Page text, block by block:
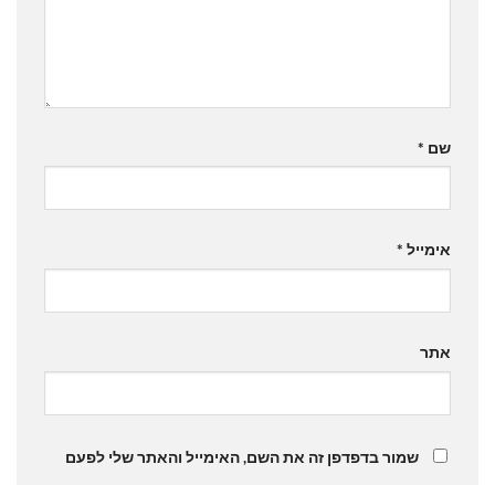
שם *
אימייל *
אתר
שמור בדפדפן זה את השם, האימייל והאתר שלי לפעם